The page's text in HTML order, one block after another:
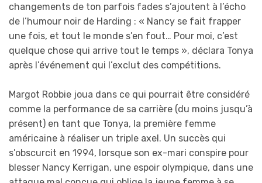
changements de ton parfois fades s’ajoutent à l’écho
de l’humour noir de Harding : « Nancy se fait frapper
une fois, et tout le monde s’en fout… Pour moi, c’est
quelque chose qui arrive tout le temps », déclara Tonya
après l’événement qui l’exclut des compétitions.
Margot Robbie joua dans ce qui pourrait être considéré
comme la performance de sa carrière (du moins jusqu’à
présent) en tant que Tonya, la première femme
américaine à réaliser un triple axel. Un succès qui
s’obscurcit en 1994, lorsque son ex-mari conspire pour
blesser Nancy Kerrigan, une espoir olympique, dans une